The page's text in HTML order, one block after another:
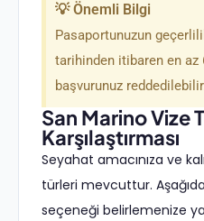
💡 Önemli Bilgi
Pasaportunuzun
tarihinden itibaren en az
başvurunuz
San Marino Vize
Karşılaştırması
Seyahat amacınıza ve
türleri mevcuttur.
seçeneği belirlemenize